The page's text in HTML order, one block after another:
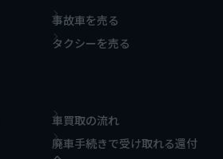
事故車を売る
タクシーを売る
車買取の流れ
廃車手続きで受け取れる還付